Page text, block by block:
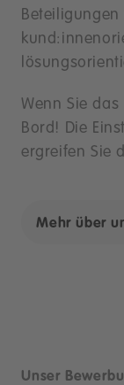
Wenn Sie
Bord! Die
ergreifen Sie
Mehr über
Unser